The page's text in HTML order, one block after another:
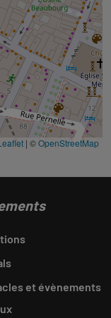
| ©OpenStreetMap
et évènements